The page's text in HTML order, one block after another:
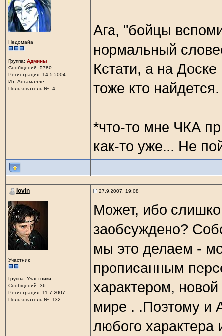
Недомайа
Группа: Админы
Сообщений: 5780
Регистрация: 14.5.2004
Из: Ангамалле
Пользователь №: 4
Ага, "бойцы
нормальный
Кстати, а на
тоже кто найдется.
*что-то мне ЧКА
как-то уже... Не
Iovin 27.9.2007, 19:08
Участник
Группа: Участники
Сообщений: 36
Регистрация: 11.7.2007
Пользователь №: 182
Может, ибо
заобсуждено?
мы это делаем -
прописанным
характером,
мире . .Поэтому и
любого